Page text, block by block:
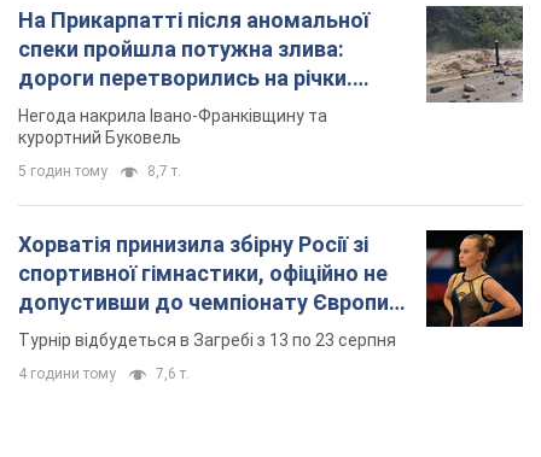
На Прикарпатті після аномальної
спеки пройшла потужна злива:
дороги перетворились на річки.
Відео
Негода накрила Івано-Франківщину та
курортний Буковель
5 годин тому 8,7 т.
Хорватія принизила збірну Росії зі
спортивної гімнастики, офіційно не
допустивши до чемпіонату Європи
основних спортсменів
Турнір відбудеться в Загребі з 13 по 23 серпня
4 години тому 7,6 т.